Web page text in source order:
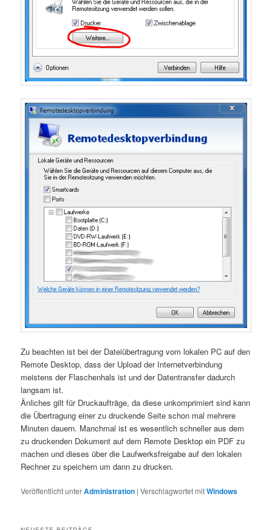
Zu beachten ist bei der Dateiübertragung vom lokalen PC auf den
Remote Desktop, dass der Upload der Internetverbindung
meistens der Flaschenhals ist und der Datentransfer dadurch
langsam ist.
Änliches gilt für Druckaufträge, da diese unkomprimiert sind kann
die Übertragung einer zu druckende Seite schon mal mehrere
Minuten dauern. Manchmal ist es wesentlich schneller aus dem
zu druckenden Dokument auf dem Remote Desktop ein PDF zu
machen und dieses über die Laufwerksfreigabe auf den lokalen
Rechner zu speichern um dann zu drucken.
Veröffentlicht unterAdministration |Verschlagwortet mitWindows